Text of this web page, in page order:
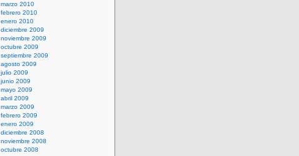
marzo 2010
febrero 2010
enero 2010
diciembre 2009
noviembre 2009
octubre 2009
septiembre 2009
agosto 2009
julio 2009
junio 2009
mayo 2009
abril 2009
marzo 2009
febrero 2009
enero 2009
diciembre 2008
noviembre 2008
octubre 2008